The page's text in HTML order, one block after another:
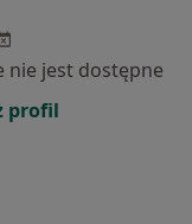
nie jest dostępne
profil